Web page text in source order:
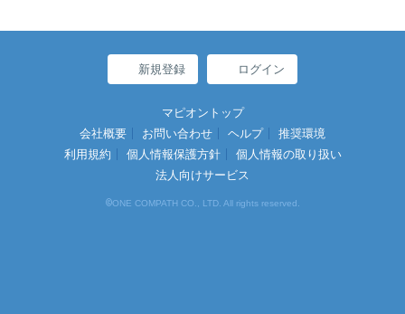
新規登録 ログイン
マピオントップ
会社概要
お問い合わせ ヘルプ
推奨環境
利用規約
個人情報保護方針
個人情報の取り扱い
法人向けサービス
©ONE COMPATH CO., LTD. All rights reserved.